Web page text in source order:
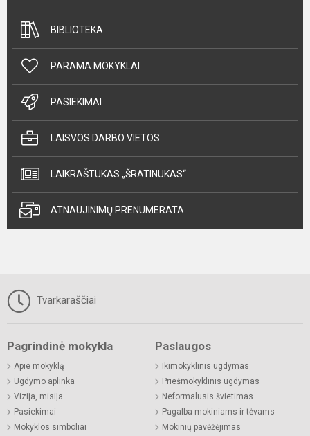
BIBLIOTEKA
PARAMA MOKYKLAI
PASIEKIMAI
LAISVOS DARBO VIETOS
LAIKRAŠTUKAS „ŠRATINUKAS“
ATNAUJINIMŲ PRENUMERATA
Tvarkaraščiai
Pagrindinė mokykla
Apie mokyklą
Ugdymo aplinka
Vizija, misija
Pasiekimai
Mokyklos simboliai
Paslaugos
Ikimokyklinis ugdymas
Priešmokyklinis ugdymas
Neformalusis švietimas
Pagalba mokiniams ir tėvams
Mokinių pavėžėjimas